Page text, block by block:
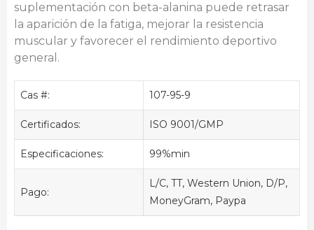
suplementación con beta-alanina puede retrasar
la aparición de la fatiga, mejorar la resistencia
muscular y favorecer el rendimiento deportivo
general.
Cas #: 107-95-9
Certificados: ISO 9001/GMP
Especificaciones: 99%min
Pago:
L/C, TT, Western Union, D/P,
MoneyGram, Paypa